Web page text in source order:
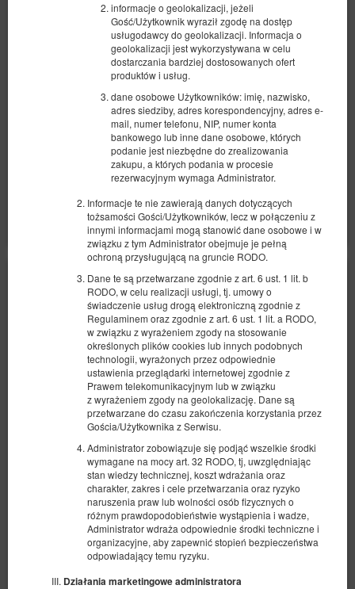
informacje o geolokalizacji, jeżeli
Gość/Użytkownik wyraził zgodę na dostęp
usługodawcy do geolokalizacji. Informacja o
geolokalizacji jest wykorzystywana w celu
dostarczania bardziej dostosowanych ofert
produktów i usług.
dane osobowe Użytkowników: imię, nazwisko,
adres siedziby, adres korespondencyjny, adres e-
mail, numer telefonu, NIP, numer konta
bankowego lub inne dane osobowe, których
podanie jest niezbędne do zrealizowania
zakupu, a których podania w procesie
rezerwacyjnym wymaga Administrator.
Informacje te nie zawierają danych dotyczących
tożsamości Gości/Użytkowników, lecz w połączeniu z
innymi informacjami mogą stanowić dane osobowe i w
związku z tym Administrator obejmuje je pełną
ochroną przysługującą na gruncie RODO.
Dane te są przetwarzane zgodnie z art. 6 ust. 1 lit. b
RODO, w celu realizacji usługi, tj. umowy o
świadczenie usług drogą elektroniczną zgodnie z
Regulaminem oraz zgodnie z art. 6 ust. 1 lit. a RODO,
w związku z wyrażeniem zgody na stosowanie
określonych plików cookies lub innych podobnych
technologii, wyrażonych przez odpowiednie
ustawienia przeglądarki internetowej zgodnie z
Prawem telekomunikacyjnym lub w związku
z wyrażeniem zgody na geolokalizację. Dane są
przetwarzane do czasu zakończenia korzystania przez
Gościa/Użytkownika z Serwisu.
Administrator zobowiązuje się podjąć wszelkie środki
wymagane na mocy art. 32 RODO, tj, uwzględniając
stan wiedzy technicznej, koszt wdrażania oraz
charakter, zakres i cele przetwarzania oraz ryzyko
naruszenia praw lub wolności osób fizycznych o
różnym prawdopodobieństwie wystąpienia i wadze,
Administrator wdraża odpowiednie środki techniczne i
organizacyjne, aby zapewnić stopień bezpieczeństwa
odpowiadający temu ryzyku.
Działania marketingowe administratora
Oferta wyróżniona
pow. 18,00 m2
1 sypialnia
1 łóżko podwójne (Double), 2 łóżka pojedyncze (Single) - do decyzji
312,00 zł
2 osoby / 1 noc
Szczegóły
Pokaż oferty
Pokój 10, podwójne łóżko i mini aneks
Oferta wyróżniona
Dostępna liczba: 1
2 osoby
pow. 17,00 m
1 sypialnia